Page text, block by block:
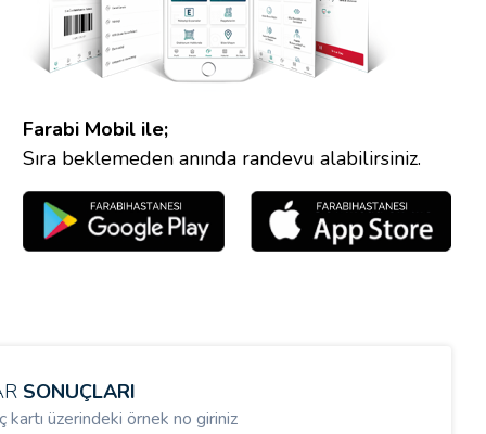
Farabi Mobil ile;
Sıra beklemeden anında randevu alabilirsiniz.
SONUÇLARI
kartı üzerindeki örnek no giriniz